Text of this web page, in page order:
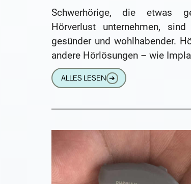
Schwerhörige, die etwas
Hörverlust unternehmen, sind
gesünder und wohlhabender.
andere Hörlösungen – wie
für die Behandlung geeignet
einer wesentlich
ALLES LESEN ➔